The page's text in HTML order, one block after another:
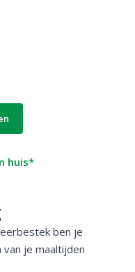
huis*
ben je
je maaltijden